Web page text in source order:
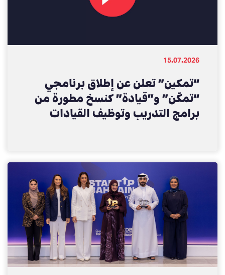
15.07.2026
“تمكين” تعلن عن إطلاق برنامجي
“تمكّن” و”قيادة” كنسخ مطورة من
برامج التدريب وتوظيف القيادات
سوق العمل